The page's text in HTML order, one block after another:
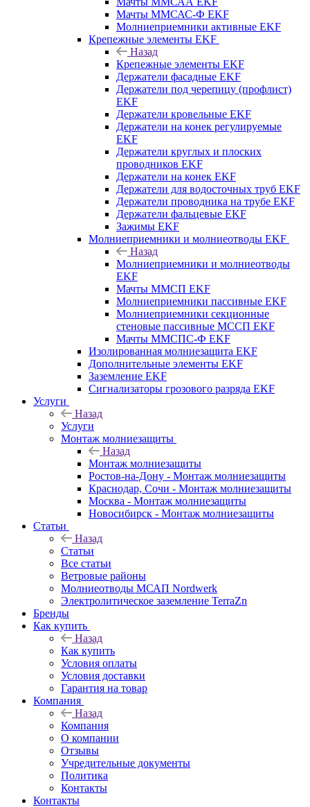
Мачты ММСАС-Ф EKF
Молниеприемники активные EKF
Крепежные элементы EKF
Назад
Крепежные элементы EKF
Держатели фасадные EKF
Держатели под черепицу (профлист)
EKF
Держатели кровельные EKF
Держатели на конек регулируемые
EKF
Держатели круглых и плоских
проводников EKF
Держатели на конек EKF
Держатели для водосточных труб EKF
Держатели проводника на трубе EKF
Держатели фальцевые EKF
Зажимы EKF
Молниеприемники и молниеотводы EKF
Назад
Молниеприемники и молниеотводы
EKF
Мачты ММСП EKF
Молниеприемники пассивные EKF
Молниеприемники секционные
стеновые пассивные МССП EKF
Мачты ММСПС-Ф EKF
Изолированная молниезащита EKF
Дополнительные элементы EKF
Заземление EKF
Сигнализаторы грозового разряда EKF
Услуги
Назад
Услуги
Монтаж молниезащиты
Назад
Монтаж молниезащиты
Ростов-на-Дону - Монтаж молниезащиты
Краснодар, Сочи - Монтаж молниезащиты
Москва - Монтаж молниезащиты
Новосибирск - Монтаж молниезащиты
Статьи
Назад
Статьи
Все статьи
Ветровые районы
Молниеотводы МСАП Nordwerk
Электролитическое заземление TerraZn
Бренды
Как купить
Назад
Как купить
Условия оплаты
Условия доставки
Гарантия на товар
Компания
Назад
Компания
О компании
Отзывы
Учредительные документы
Политика
Контакты
Контакты